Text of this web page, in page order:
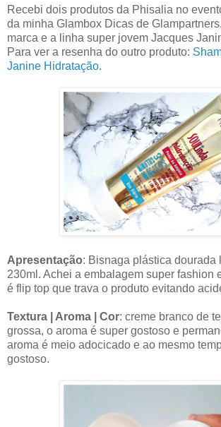
Recebi dois produtos da Phisalia no
da minha Glambox Dicas de
marca e a linha super jovem Jacques
Para ver a resenha do outro produto:
Janine Hidratação.
Apresentação: Bisnaga plástica dourada
230ml. Achei a embalagem super fashion
é flip top que trava o produto evitando
Textura | Aroma | Cor: creme branco de
grossa, o aroma é super gostoso e
aroma é meio adocicado e ao mesmo
gostoso.